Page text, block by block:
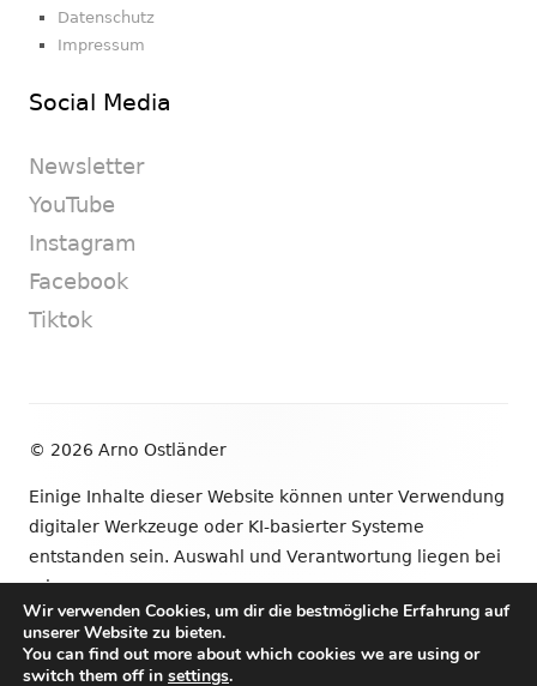
Datenschutz
Impressum
Social Media
Newsletter
YouTube
Instagram
Facebook
Tiktok
© 2026 Arno Ostländer
Einige Inhalte dieser Website können unter Verwendung
digitaler Werkzeuge oder KI-basierter Systeme
entstanden sein. Auswahl und Verantwortung liegen bei
mir.
•VerwendetTiny Framework
Wir verwenden Cookies, um dir die bestmögliche Erfahrung auf
unserer Website zu bieten.
You can find out more about which cookies we are using or
switch them off in settings.